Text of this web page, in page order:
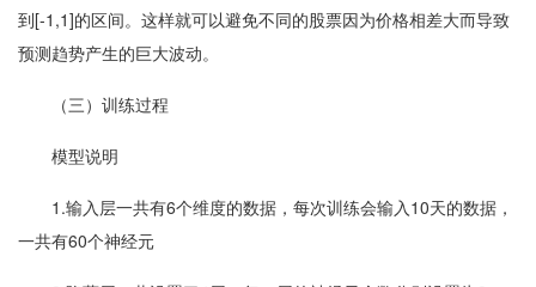
到[-1,1]的区间。这样就可以避免不同的股票因为价格相差大而导致
预测趋势产生的巨大波动。
（三）训练过程
模型说明
1.输入层一共有6个维度的数据，每次训练会输入10天的数据，
一共有60个神经元